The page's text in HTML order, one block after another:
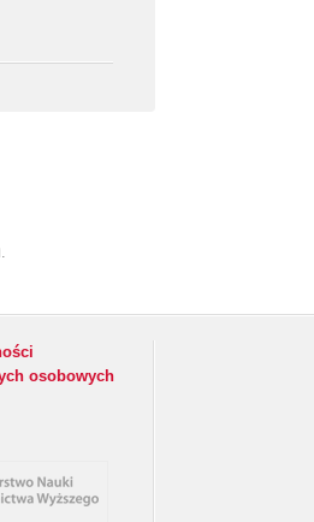
osobowych